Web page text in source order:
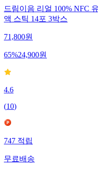
드림이음 리얼 100% NFC
액 스틱 14포 3박스
71,800원
65%24,900원
4.6
(10)
747적립
무료배송